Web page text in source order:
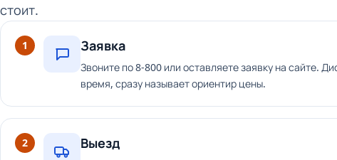
стоит.
1 Заявка
Звоните по 8-800 или оставляете заявку на сайте.
время, сразу называет ориентир цены.
2 Выезд